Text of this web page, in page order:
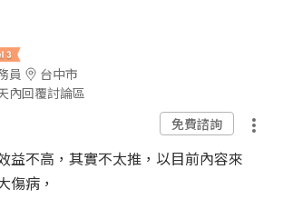
員
台中市
內回覆討論區
免費諮詢
益不高，其實不太推，以目前內容來
傷病，